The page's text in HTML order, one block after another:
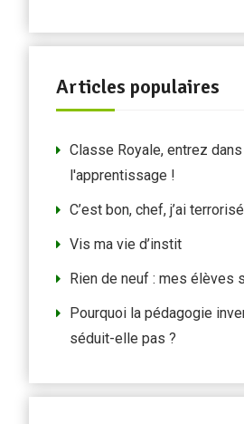
Articles populaires
Classe Royale, entrez
l'apprentissage !
C’est bon, chef, j’ai
Vis ma vie d’instit
Rien de neuf : mes élèves
Pourquoi la pédagogie
séduit-elle pas ?